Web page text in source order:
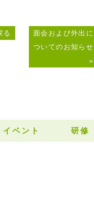
る
面会および外出に
ついてのお知らせ
»
イベント 研修